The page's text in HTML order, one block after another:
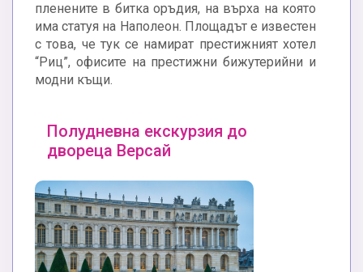
пленените в битка оръдия, на върха на която
има статуя на Наполеон. Площадът е известен
с това, че тук се намират престижният хотел
“Риц”, офисите на престижни бижутерийни и
модни къщи.
Полудневна екскурзия до
двореца Версай